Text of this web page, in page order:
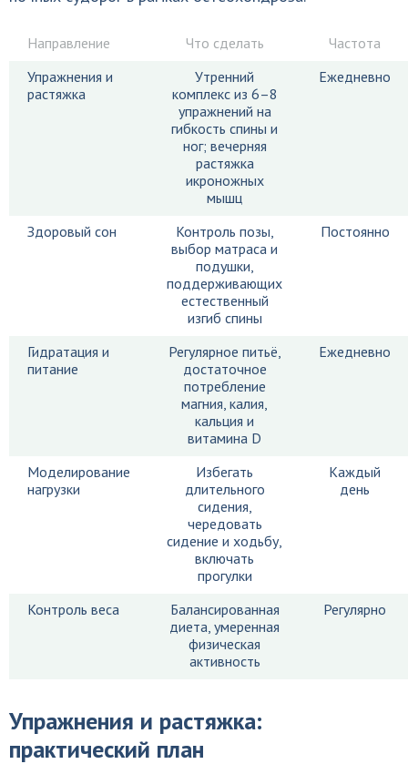
Направление Что сделать
Частота
Упражнения и
растяжка
Утренний
комплекс из 6–8
упражнений на
гибкость спины и
ног; вечерняя
растяжка
икроножных
мышц
Ежедневно
Здоровый сон
Контроль позы,
выбор матраса и
подушки,
поддерживающих
естественный
изгиб спины
Постоянно
Гидратация и
питание
Регулярное питьё,
достаточное
потребление
магния, калия,
кальция и
витамина D
Ежедневно
Моделирование
нагрузки
Избегать
длительного
сидения,
чередовать
сидение и ходьбу,
включать
прогулки
Каждый
день
Контроль веса
Балансированная
диета, умеренная
физическая
активность
Регулярно
Упражнения и растяжка:
практический план